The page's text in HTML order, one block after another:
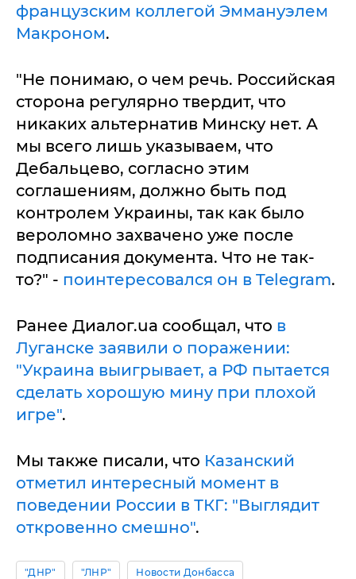
французским коллегой Эммануэлем
Макроном.
"Не понимаю, о чем речь. Российская
сторона регулярно твердит, что
никаких альтернатив Минску нет. А
мы всего лишь указываем, что
Дебальцево, согласно этим
соглашениям, должно быть под
контролем Украины, так как было
вероломно захвачено уже после
подписания документа. Что не так-
то?" - поинтересовался он в Telegram.
Ранее Диалог.ua сообщал, что в
Луганске заявили о поражении:
"Украина выигрывает, а РФ пытается
сделать хорошую мину при плохой
игре".
Мы также писали, что Казанский
отметил интересный момент в
поведении России в ТКГ: "Выглядит
откровенно смешно".
"ДНР" "ЛНР" Новости Донбасса